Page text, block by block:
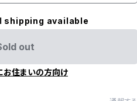
shipping available
out
お住まいの方向け